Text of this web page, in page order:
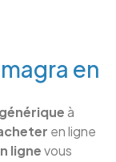
en
à
en ligne
lignevous